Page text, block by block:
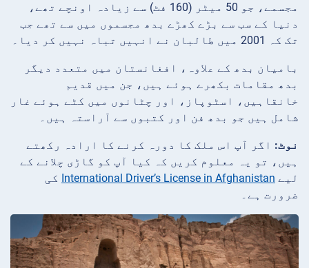
مجسمے، جو 50 میٹر (160 فٹ) سے زیادہ اونچے تھے،
دنیا کے سب سے بڑے کھڑے بدھ مجسموں میں سے تھے جب
تک کہ 2001 میں طالبان نے انہیں تباہ نہیں کر دیا۔
باميان بدھ کے علاوہ، افغانستان میں متعدد دیگر
بدھ مقامات بکھرے ہوئے ہیں، جن میں قدیم
خانقاہیں، اسٹوپاز، اور چٹانوں میں کٹے ہوئے غار
شامل ہیں جو بدھ فن اور کتبوں سے آراستہ ہیں۔
نوٹ: اگر آپ اس ملک کا دورہ کرنے کا ارادہ رکھتے
ہیں، تو یہ معلوم کریں کہ کیا آپ کو گاڑی چلانے کے
لیے International Driver’s License in Afghanistan کی
ضرورت ہے۔